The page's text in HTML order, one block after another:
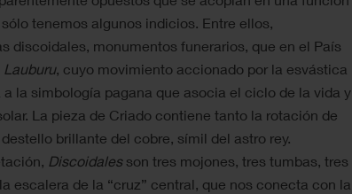
tenemos algunos indicios. Entre ellos,
discoidales, monumentos funerarios, que en el País
Lauburu, cuyo movimiento accionado por la esvástica
la simbología pagana que asocia el ciclo de la vida y
La pieza de Criado contiene tanto la rotación de
brillante del cobre, símil del astro rey.
Discoidalesson tres mojones, tres tumbas, tres
escalera de la “cruz” central, que nos conecta con la